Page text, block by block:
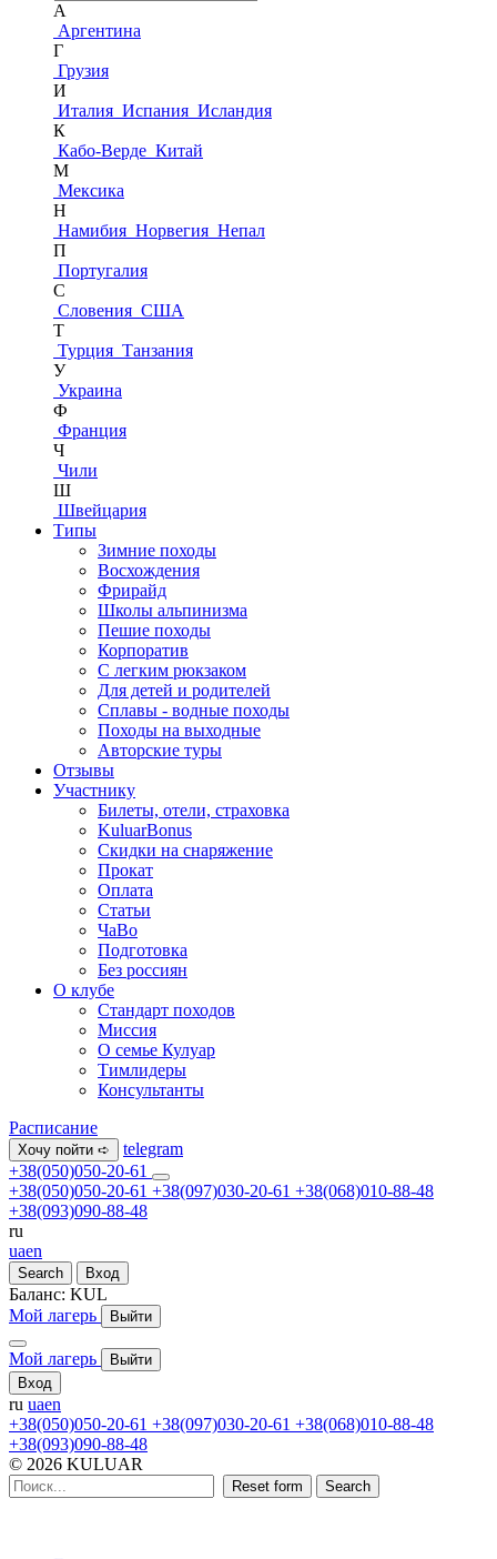
А
Аргентина
Г
Грузия
И
Италия Испания Исландия
К
Кабо-Верде Китай
М
Мексика
Н
Намибия Норвегия Непал
П
Португалия
С
Словения США
Т
Турция Танзания
У
Украина
Ф
Франция
Ч
Чили
Ш
Швейцария
Типы
Зимние походы
Восхождения
Фрирайд
Школы альпинизма
Пешие походы
Корпоратив
С легким рюкзаком
Для детей и родителей
Сплавы - водные походы
Походы на выходные
Авторские туры
Отзывы
Участнику
Билеты, отели, страховка
KuluarBonus
Скидки на снаряжение
Прокат
Оплата
Статьи
ЧаВо
Подготовка
Без россиян
О клубе
Стандарт походов
Миссия
О семье Кулуар
Тимлидеры
Консультанты
Расписание
Хочу пойти ➪
telegram
+38(050)050-20-61
+38(050)050-20-61 +38(097)030-20-61 +38(068)010-88-48
+38(093)090-88-48
ru
uaen
Search Вход
Баланс: KUL
Мой лагерь
Выйти
Мой лагерь
Выйти
Вход
ru uaen
+38(050)050-20-61 +38(097)030-20-61 +38(068)010-88-48
+38(093)090-88-48
© 2026 KULUAR
Reset form Search